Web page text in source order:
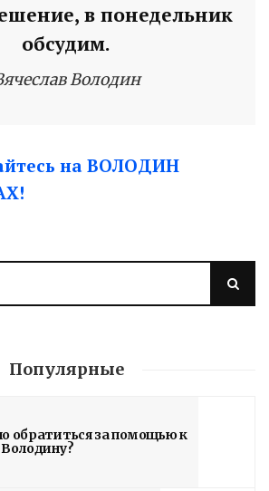
в понедельник
обсудим.
Володин
на ВОЛОДИН
Популярные
обратиться за помощью к